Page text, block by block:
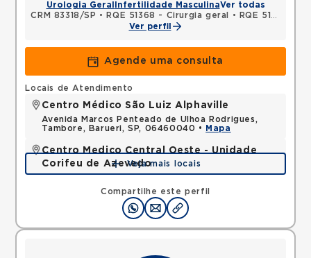
Urologia Geral Infertilidade MasculinaVer todas
CRM 83318/SP • RQE 51368 - Cirurgia geral •
RQE 51369 - Urologia
Ver perfil
Agende uma consulta
Compartilhe este perfil
Locais de Atendimento
Centro Médico São Luiz Alphaville
Avenida Marcos Penteado de Ulhoa Rodrigues,
Tambore, Barueri, SP, 06460040 •
Mapa
Centro Medico Central Oeste - Unidade
Corifeu de Azevedo
Avenida Corifeu de Azevedo Marques, Centro,
Carapicuiba, SP, 06320090 •
Mapa
Veja mais locais